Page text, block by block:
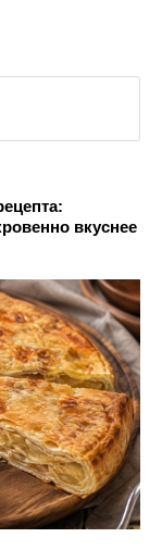
вкуснее